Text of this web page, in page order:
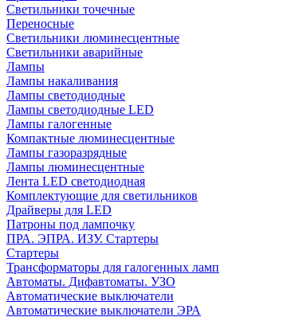
Cветильники точечные
Переносные
Светильники люминесцентные
Светильники аварийные
Лампы
Лампы накаливания
Лампы светодиодные
Лампы светодиодные LED
Лампы галогенные
Компактные люминесцентные
Лампы газоразрядные
Лампы люминесцентные
Лента LED светодиодная
Комплектующие для светильников
Драйверы для LED
Патроны под лампочку
ПРА. ЭПРА. ИЗУ. Стартеры
Стартеры
Трансформаторы для галогенных ламп
Автоматы. Дифавтоматы. УЗО
Автоматические выключатели
Автоматические выключатели ЭРА